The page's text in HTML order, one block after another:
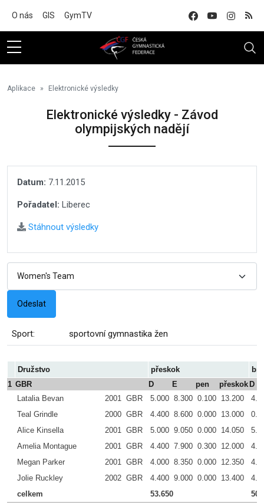
O nás GIS GymTV
Aplikace Elektronické výsledky
Elektronické výsledky - Závod
olympijských nadějí
Datum: 7.11.2015
Pořadatel: Liberec
Stáhnout výsledky
Sport: sportovní gymnastika žen
Družstvo přeskok
1 GBR D E pen přeskok D
Latalia Bevan
2001 GBR 5.000 8.300 0.100 13.200
Teal Grindle
2000 GBR 4.400 8.600 0.000 13.000
Alice Kinsella
2001 GBR 5.000 9.050 0.000 14.050
Amelia Montague
2001 GBR 4.400 7.900 0.300 12.000
Megan Parker
2001 GBR 4.000 8.350 0.000 12.350
Jolie Ruckley
2002 GBR 4.400 9.000 0.000 13.400
celkem
53.650